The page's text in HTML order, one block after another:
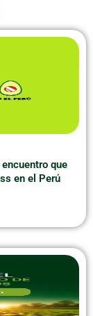
que
en el Perú